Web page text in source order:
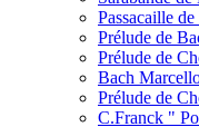
Passacaille
Prélude de
Prélude de
Bach
Prélude de
C.Franck "